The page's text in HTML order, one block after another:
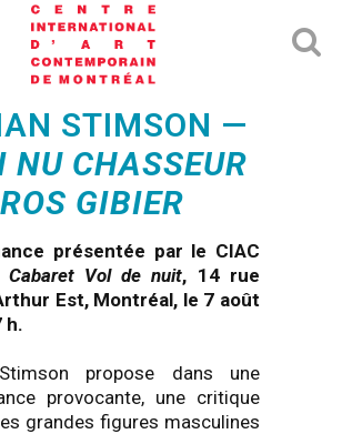
STIMSON —
NU CHASSEUR
GIBIER
présentée par le CIAC
Cabaret Vol de nuit, 14 rue
Est, Montréal, le 7 août
h.
propose dans une
provocante, une critique
grandes figures masculines